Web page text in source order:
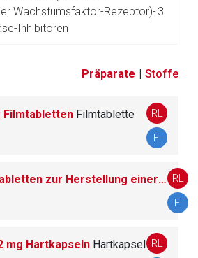
Wachstumsfaktor-Rezeptor)-
Inhibitoren
3
Andere Proteinkinase-
25
Antikörper und
68
antineoplastische Mittel
3
Präparate | Stoffe
Filmtabletten Filmtablette
RL
FI
Ezmekly 1 mg Tabletten zur Herstellung einer Suspension zum Einnehmen RL
FI
mg Hartkapseln Hartkapsel RL